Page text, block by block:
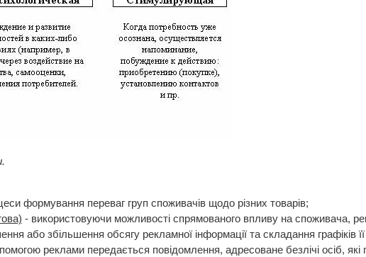
формування переваг груп споживачів щодо різних товарів;
- використовуючи можливості спрямованого впливу на споживача,
або збільшення обсягу рекламної інформації та складання графіків її
реклами передається повідомлення, адресоване безлічі осіб,